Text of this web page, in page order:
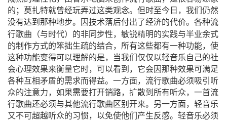
的；莫扎特就曾经玩弄过这类观念。但时至今日，我们仍然
没有达到那种地步。因技术落后付出了经济的代价。各种流
行歌曲
（与时代）
的非同步性，敏锐精明的实践与半业余式
的制作方式的笨拙生疏的结合，所有这些都有一种功能，使
这种功能变得可以理解的是，当我们仅仅以轻音乐自己的社
会心理效果来衡量它时，可以看到，它会因那种效果可满足
各种互相矛盾的需求而得益。一方面，流行歌曲必须吸引听
众的注意力，如果需要打开销路，扩散到所有听众，一首流
行歌曲还必须与其他流行歌曲区别开来。另一方面，轻音乐
又不可超越听众的习惯，以免使他们产生反感。轻音乐必须